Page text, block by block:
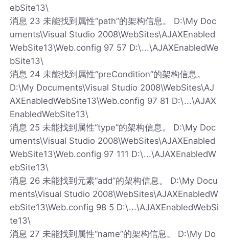
ebSite13\
消息 23 未能找到属性“path”的架构信息。 D:\My Doc
uments\Visual Studio 2008\WebSites\AJAXEnabled
WebSite13\Web.config 97 57 D:\...\AJAXEnabledWe
bSite13\
消息 24 未能找到属性“preCondition”的架构信息。
D:\My Documents\Visual Studio 2008\WebSites\AJ
AXEnabledWebSite13\Web.config 97 81 D:\...\AJAX
EnabledWebSite13\
消息 25 未能找到属性“type”的架构信息。 D:\My Doc
uments\Visual Studio 2008\WebSites\AJAXEnabled
WebSite13\Web.config 97 111 D:\...\AJAXEnabledW
ebSite13\
消息 26 未能找到元素“add”的架构信息。 D:\My Docu
ments\Visual Studio 2008\WebSites\AJAXEnabledW
ebSite13\Web.config 98 5 D:\...\AJAXEnabledWebSi
te13\
消息 27 未能找到属性“name”的架构信息。 D:\My Do